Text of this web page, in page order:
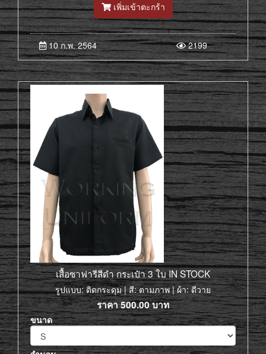
เพิ่มเข้าตะกร้า
10 ก.พ. 2564 2199
เสื้อซาฟารีสีดำ กระเป๋า 3 ใบ IN STOCK
รูปแบบ: ติดกระดุม | สี: ตามภาพ | ผ้า: ดีวาย
ราคา500.00บาท
ขนาด